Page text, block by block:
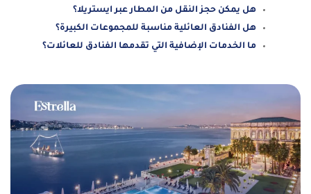
هل يمكن حجز النقل من المطار عبر ايستريلا؟
هل الفنادق العائلية مناسبة للمجموعات الكبيرة؟
ما الخدمات الإضافية التي تقدمها الفنادق للعائلات؟